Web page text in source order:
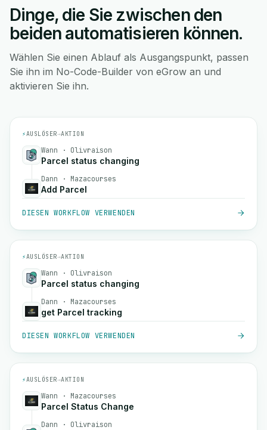
Dinge, die Sie zwischen den
beiden automatisieren können.
Wählen Sie einen Ablauf als Ausgangspunkt, passen
Sie ihn im No-Code-Builder von eGrow an und
aktivieren Sie ihn.
⚡AUSLÖSER→AKTION
Wann · Olivraison
Parcel status changing
Dann · Mazacourses
Add Parcel
DIESEN WORKFLOW VERWENDEN
⚡AUSLÖSER→AKTION
Wann · Olivraison
Parcel status changing
Dann · Mazacourses
get Parcel tracking
DIESEN WORKFLOW VERWENDEN
⚡AUSLÖSER→AKTION
Wann · Mazacourses
Parcel Status Change
Dann · Olivraison